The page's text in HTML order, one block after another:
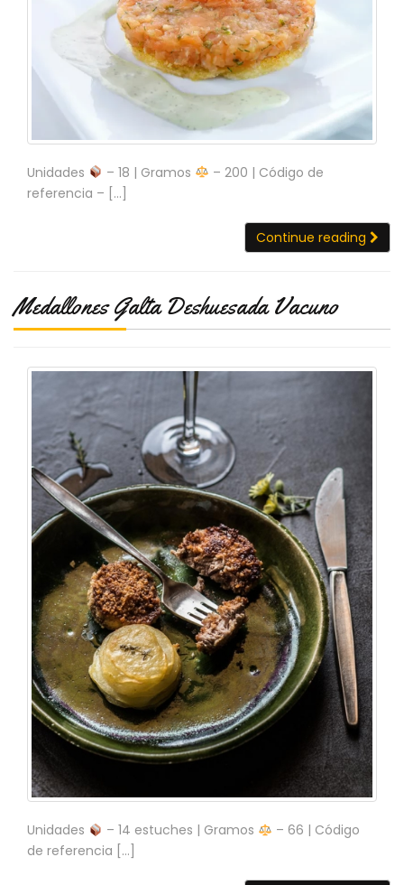
Unidades – 18 | Gramos
– 200 | Código de
referencia – […]
Continue reading
Medallones Galta Deshuesada Vacuno
Unidades – 14 estuches | Gramos
– 66 | Código
de referencia […]